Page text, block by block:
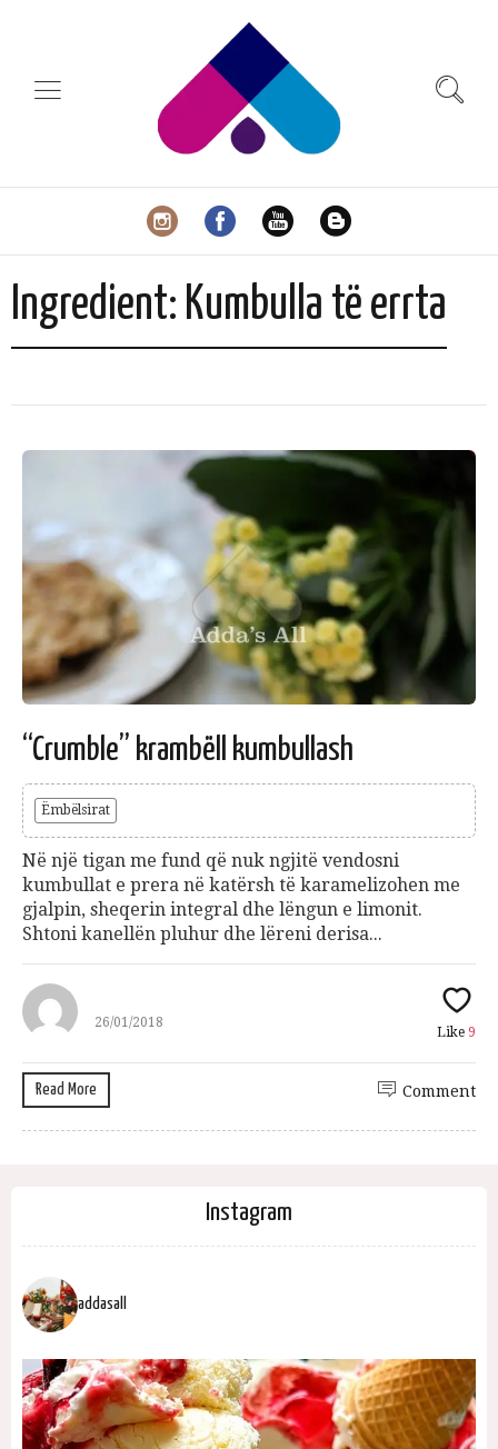
Ingredient: Kumbulla të errta
“Crumble” krambëll kumbullash
Ëmbëlsirat
Në një tigan me fund që nuk ngjitë vendosni
kumbullat e prera në katërsh të karamelizohen me
gjalpin, sheqerin integral dhe lëngun e limonit.
Shtoni kanellën pluhur dhe lëreni derisa...
26/01/2018
Like 9
Read More Comment
Instagram
addasall